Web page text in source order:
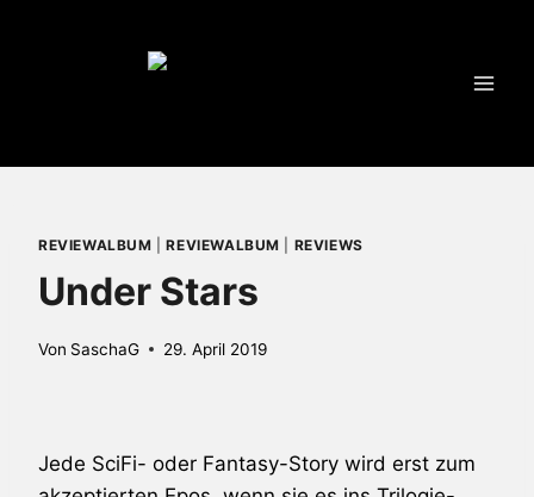
REVIEWALBUM |REVIEWALBUM REVIEWS
Under Stars
Von SaschaG 29. April 2019
Jede SciFi- oder Fantasy-Story wird erst zum